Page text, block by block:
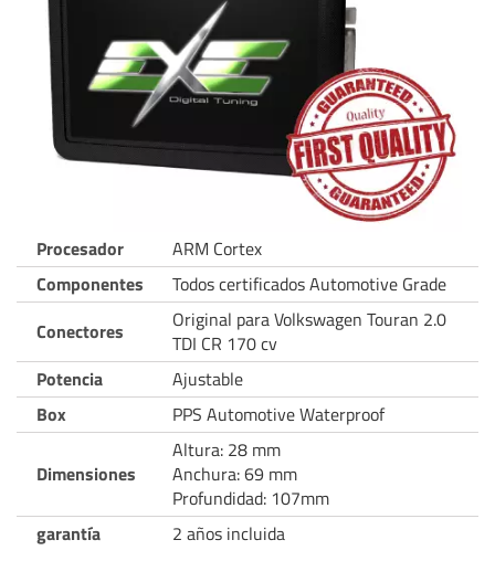
Procesador
ARM Cortex
Componentes
Todos certificados Automotive Grade
Conectores
Original para Volkswagen Touran 2.0
TDI CR 170 cv
Potencia
Ajustable
Box
PPS Automotive Waterproof
Dimensiones
Altura: 28 mm
Anchura: 69 mm
Profundidad: 107mm
garantía
2 años incluida